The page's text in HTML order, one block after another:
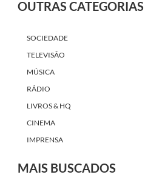
OUTRAS CATEGORIAS
SOCIEDADE
TELEVISÃO
MÚSICA
RÁDIO
LIVROS & HQ
CINEMA
IMPRENSA
MAIS BUSCADOS